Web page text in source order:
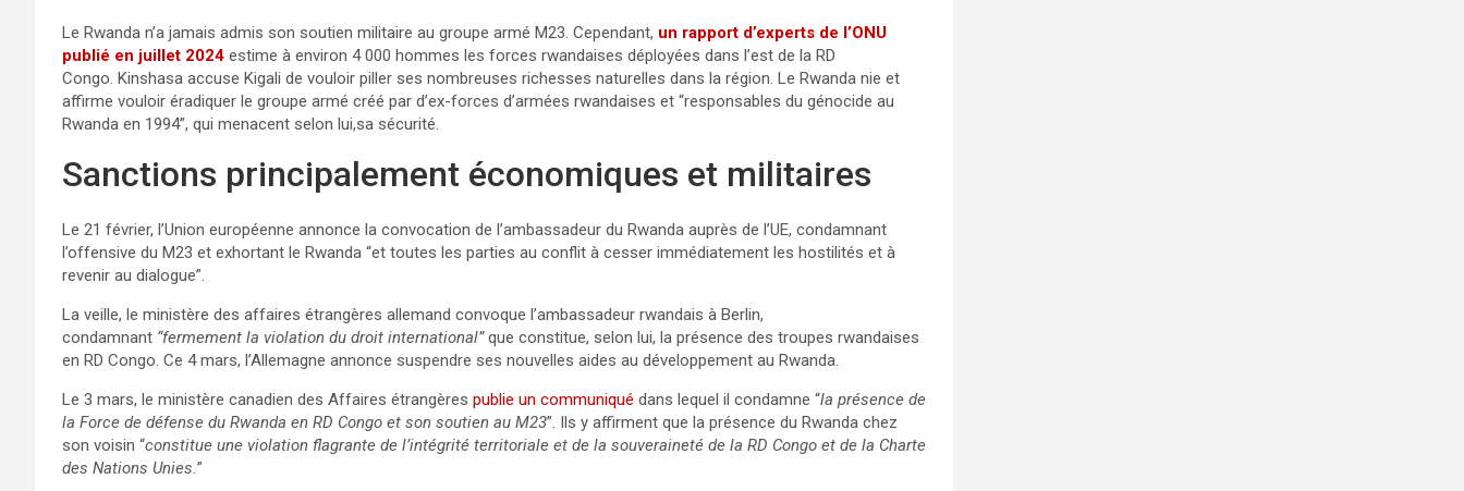
Le Rwanda n’a jamais admis son soutien militaire au groupe armé M23. Cependant, un rapport d’experts de l’ONU
publié en juillet 2024 estime à environ 4 000 hommes les forces rwandaises déployées dans l’est de la RD
Congo. Kinshasa accuse Kigali de vouloir piller ses nombreuses richesses naturelles dans la région. Le Rwanda nie et
affirme vouloir éradiquer le groupe armé créé par d’ex-forces d’armées rwandaises et “responsables du génocide au
Rwanda en 1994”, qui menacent selon lui,sa sécurité.
Sanctions principalement économiques et militaires
Le 21 février, l’Union européenne annonce la convocation de l’ambassadeur du Rwanda auprès de l’UE, condamnant
l’offensive du M23 et exhortant le Rwanda “et toutes les parties au conflit à cesser immédiatement les hostilités et à
revenir au dialogue”.
La veille, le ministère des affaires étrangères allemand convoque l’ambassadeur rwandais à Berlin,
condamnant “fermement la violation du droit international”que constitue, selon lui, la présence des troupes rwandaises
en RD Congo. Ce 4 mars, l’Allemagne annonce suspendre ses nouvelles aides au développement au Rwanda.
Le 3 mars, le ministère canadien des Affaires étrangères publie un communiqué dans lequel il condamne “la présence de
la Force de défense du Rwanda en RD Congo et son soutien au M23”. Ils y affirment que la présence du Rwanda chez
son voisin “constitue une violation flagrante de l’intégrité territoriale et de la souveraineté de la RD Congo et de la Charte
des Nations Unies.”